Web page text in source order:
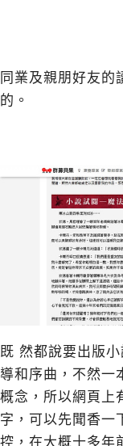
同業及親朋好友的
的。
既 然都說要出版
導和序曲，不然一
概念，所以網頁上
字，可以先聞香一
控，在大概十多年